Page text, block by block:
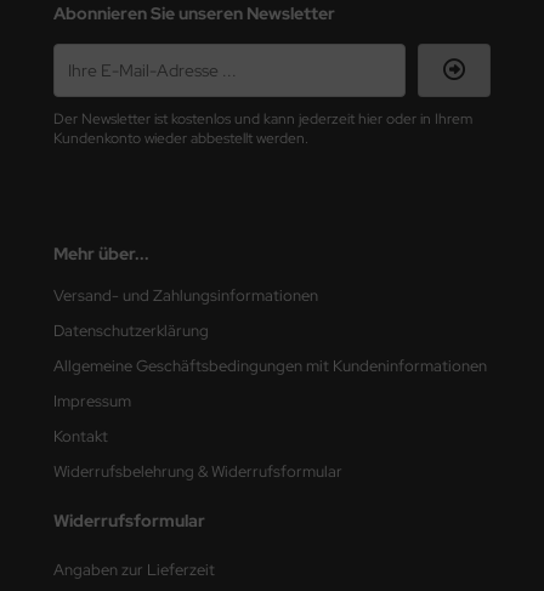
Abonnieren Sie unseren Newsletter
Der Newsletter ist kostenlos und kann jederzeit hier oder in Ihrem
Kundenkonto wieder abbestellt werden.
Mehr über...
Versand- und Zahlungsinformationen
Datenschutzerklärung
Allgemeine Geschäftsbedingungen mit Kundeninformationen
Impressum
Kontakt
Widerrufsbelehrung & Widerrufsformular
Widerrufsformular
Angaben zur Lieferzeit
Hobby
Model